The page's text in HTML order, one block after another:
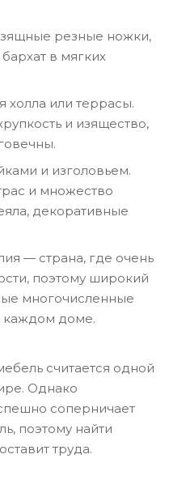
резные ножки,
в мягких
холла или террасы.
и изящество,
и изголовьем.
и множество
декоративные
— страна, где очень
поэтому широкий
многочисленные
каждом доме.
считается одной
Однако
соперничает
поэтому найти
труда.